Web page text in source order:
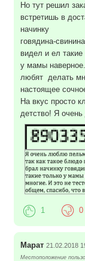
Но тут решил
встретишь в
начинку
говядина-
видел и ел такие
у мамы
любят делать
настоящее
На вкус просто
детство! Я очень
1 0
Марат 21.02.2018
Местоположение